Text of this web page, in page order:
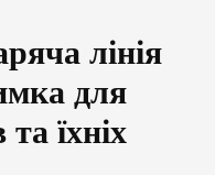
лінія
для
їхніх